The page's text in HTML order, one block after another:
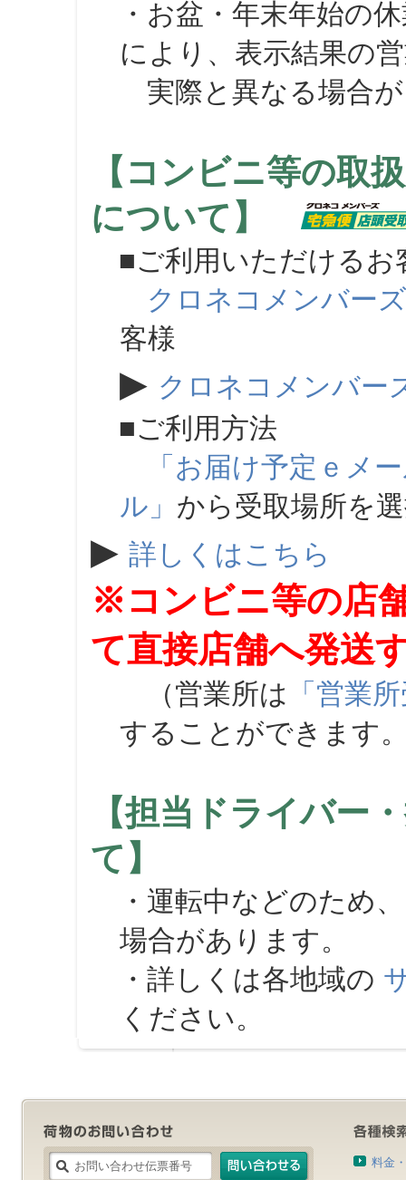
・お盆・年末年始の
により、表示結果の
実際と異なる場合が
【コンビニ等の取
について】
■ご利用いただけるお
クロネコメンバーズ
客様
▶ クロネコメンバー
■ご利用方法
「お届け予定ｅメ
ル」 から受取場所を
▶ 詳しくはこちら
※コンビニ等の店
て直接店舗へ発送
（営業所は 「営業
することができます
【担当ドライバー
て】
・運転中などのため
場合があります。
・詳しくは各地域の
ください。
料金